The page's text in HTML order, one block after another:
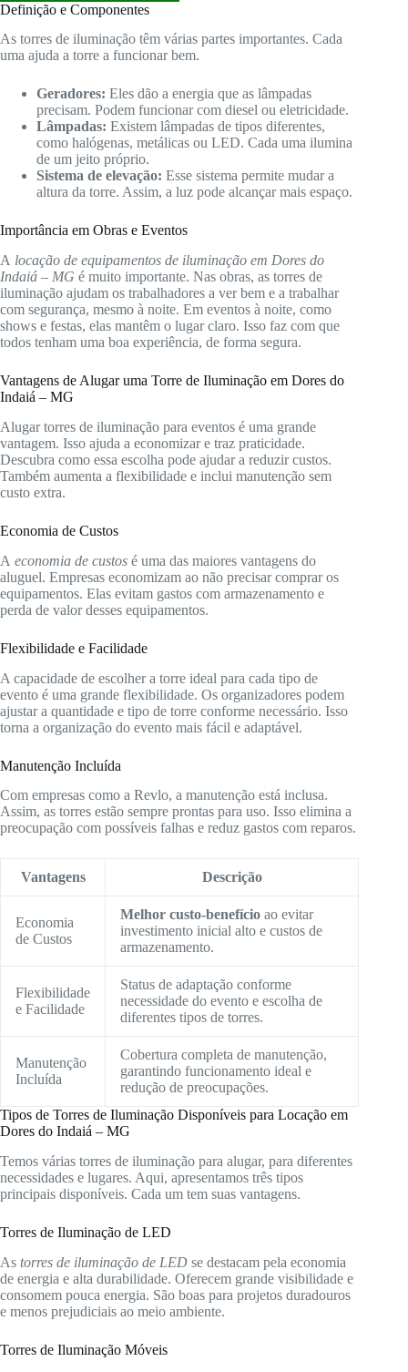
Definição e Componentes
As torres de iluminação têm várias partes importantes. Cada
uma ajuda a torre a funcionar bem.
Geradores: Eles dão a energia que as lâmpadas
precisam. Podem funcionar com diesel ou eletricidade.
Lâmpadas: Existem lâmpadas de tipos diferentes,
como halógenas, metálicas ou LED. Cada uma ilumina
de um jeito próprio.
Sistema de elevação: Esse sistema permite mudar a
altura da torre. Assim, a luz pode alcançar mais espaço.
Importância em Obras e Eventos
A locação de equipamentos de iluminação em Dores do
Indaiá – MG é muito importante. Nas obras, as torres de
iluminação ajudam os trabalhadores a ver bem e a trabalhar
com segurança, mesmo à noite. Em eventos à noite, como
shows e festas, elas mantêm o lugar claro. Isso faz com que
todos tenham uma boa experiência, de forma segura.
Vantagens de Alugar uma Torre de Iluminação em Dores do
Indaiá – MG
Alugar torres de iluminação para eventos é uma grande
vantagem. Isso ajuda a economizar e traz praticidade.
Descubra como essa escolha pode ajudar a reduzir custos.
Também aumenta a flexibilidade e inclui manutenção sem
custo extra.
Economia de Custos
A economia de custos é uma das maiores vantagens do
aluguel. Empresas economizam ao não precisar comprar os
equipamentos. Elas evitam gastos com armazenamento e
perda de valor desses equipamentos.
Flexibilidade e Facilidade
A capacidade de escolher a torre ideal para cada tipo de
evento é uma grande flexibilidade. Os organizadores podem
ajustar a quantidade e tipo de torre conforme necessário. Isso
torna a organização do evento mais fácil e adaptável.
Manutenção Incluída
Com empresas como a Revlo, a manutenção está inclusa.
Assim, as torres estão sempre prontas para uso. Isso elimina a
preocupação com possíveis falhas e reduz gastos com reparos.
Vantagens Descrição
Economia
de Custos
Melhor custo-benefício ao evitar
investimento inicial alto e custos de
armazenamento.
Flexibilidade
e Facilidade
Status de adaptação conforme
necessidade do evento e escolha de
diferentes tipos de torres.
Manutenção
Incluída
Cobertura completa de manutenção,
garantindo funcionamento ideal e
redução de preocupações.
Tipos de Torres de Iluminação Disponíveis para Locação em
Dores do Indaiá – MG
Temos várias torres de iluminação para alugar, para diferentes
necessidades e lugares. Aqui, apresentamos três tipos
principais disponíveis. Cada um tem suas vantagens.
Torres de Iluminação de LED
As torres de iluminação de LED se destacam pela economia
de energia e alta durabilidade. Oferecem grande visibilidade e
consomem pouca energia. São boas para projetos duradouros
e menos prejudiciais ao meio ambiente.
Torres de Iluminação Móveis